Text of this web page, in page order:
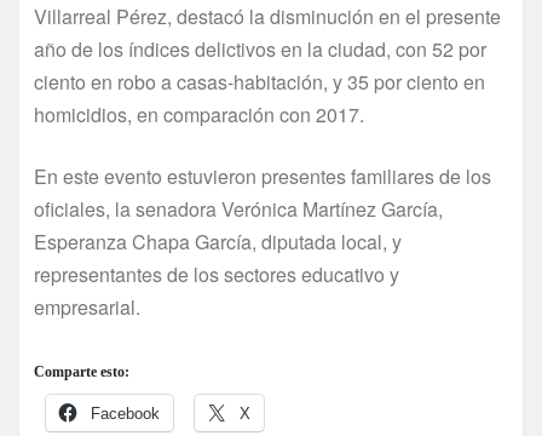
Villarreal Pérez, destacó la disminución en el presente
año de los índices delictivos en la ciudad, con 52 por
ciento en robo a casas-habitación, y 35 por ciento en
homicidios, en comparación con 2017.
En este evento estuvieron presentes familiares de los
oficiales, la senadora Verónica Martínez García,
Esperanza Chapa García, diputada local, y
representantes de los sectores educativo y
empresarial.
Comparte esto:
Facebook X